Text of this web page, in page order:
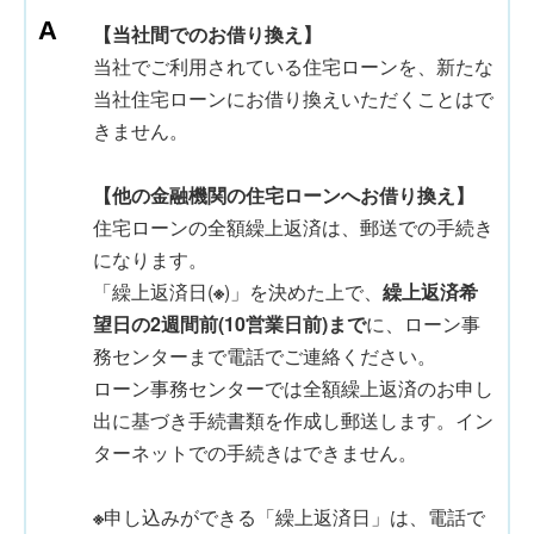
【当社間でのお借り換え】
当社でご利用されている住宅ローンを、新たな
当社住宅ローンにお借り換えいただくことはで
きません。
【他の金融機関の住宅ローンへお借り換え】
住宅ローンの全額繰上返済は、郵送での手続き
になります。
「繰上返済日(※)」を決めた上で、 繰上返済希
望日の2週間前(10営業日前)までに、ローン事
務センターまで電話でご連絡ください。
ローン事務センターでは全額繰上返済のお申し
出に基づき手続書類を作成し郵送します。イン
ターネットでの手続きはできません。
※申し込みができる「繰上返済日」は、電話で